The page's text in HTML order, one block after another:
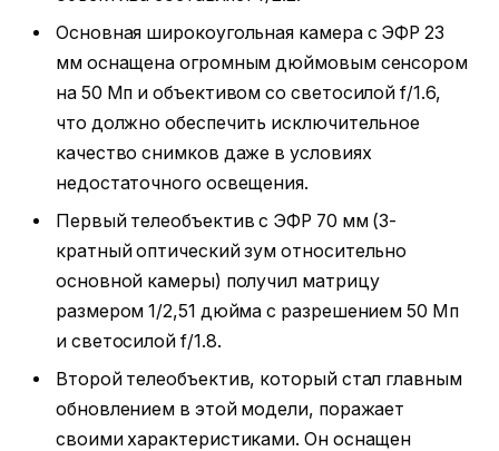
Основная широкоугольная камера с ЭФР 23
мм оснащена огромным дюймовым сенсором
на 50 Мп и объективом со светосилой f/1.6,
что должно обеспечить исключительное
качество снимков даже в условиях
недостаточного освещения.
Первый телеобъектив с ЭФР 70 мм (3-
кратный оптический зум относительно
основной камеры) получил матрицу
размером 1/2,51 дюйма с разрешением 50 Мп
и светосилой f/1.8.
Второй телеобъектив, который стал главным
обновлением в этой модели, поражает
своими характеристиками. Он оснащен